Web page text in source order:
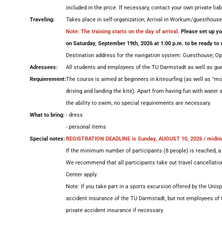
included in the price. If necessary, contact your own private
Traveling:
Takes place in self-organization; Arrival in Workum/
Note: The training starts on the day of arrival. Please set up
on Saturday, September 19th, 2026 at 1:00 p.m. to be ready
Destination address for the navigation system: Guesthouse;
Adressees:
All students and employees of the TU Darmstadt as well as
Requierement:The course is aimed at beginners in kitesurfing (as well as
driving and landing the kite). Apart from having fun with water
the ability to swim, no special requirements are necessary.
What to bring: - dress
- personal items
Special notes: REGISTRATION DEADLINE is Sunday, AUGUST 10, 2026 /
If the minimum number of participants (8 people) is reached,
We recommend that all participants take out travel
Center apply.
Note: If you take part in a sports excursion offered by the
accident insurance of the TU Darmstadt, but not employees
private accident insurance if necessary.